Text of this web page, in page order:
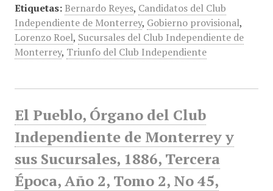
Etiquetas: Bernardo Reyes, Candidatos del Club
Independiente de Monterrey, Gobierno provisional,
Lorenzo Roel, Sucursales del Club Independiente de
Monterrey, Triunfo del Club Independiente
El Pueblo, Órgano del Club
Independiente de Monterrey y
sus Sucursales, 1886, Tercera
Época, Año 2, Tomo 2, No 45,